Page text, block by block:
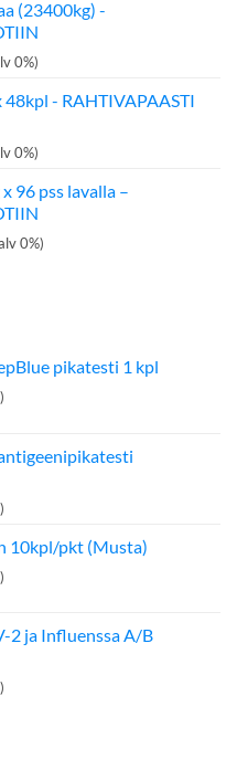
€.
(23400kg) -
0%)
- RAHTIVAPAASTI
€.
0%)
96 pss lavalla –
0%)
pikatesti 1 kpl
10kpl/pkt (Musta)
2 ja Influenssa A/B